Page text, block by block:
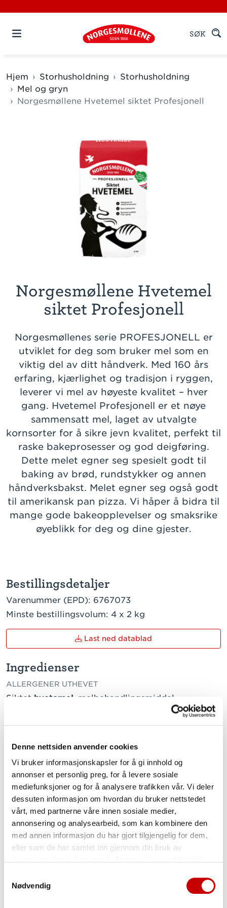
Denne nettsiden anvender cookies
Vi bruker informasjonskapsler for å gi innhold og
annonser et personlig preg, for å levere sosiale
mediefunksjoner og for å analysere trafikken vår. Vi deler
dessuten informasjon om hvordan du bruker nettstedet
vårt, med partnerne våre innen sosiale medier,
annonsering og analysearbeid, som kan kombinere den
med annen informasjon du har gjort tilgjengelig for dem,
eller som de har samlet inn gjennom din bruk av
Nødvendig
SØK
Hjem Storhusholdning
Storhusholdning
Mel og gryn
Norgesmøllene Hvetemel siktet Profesjonell
Norgesmøllene Hvetemel
siktet Profesjonell
Norgesmøllenes serie PROFESJONELL er
utviklet for deg som bruker mel som en
viktig del av ditt håndverk. Med 160 års
erfaring, kjærlighet og tradisjon i ryggen,
leverer vi mel av høyeste kvalitet – hver
gang. Hvetemel Profesjonell er et nøye
sammensatt mel, laget av utvalgte
kornsorter for å sikre jevn kvalitet, perfekt til
raske bakeprosesser og god deigføring.
Dette melet egner seg spesielt godt til
baking av brød, rundstykker og annen
håndverksbakst. Melet egner seg også godt
til amerikansk pan pizza. Vi håper å bidra til
mange gode bakeopplevelser og smaksrike
øyeblikk for deg og dine gjester.
Bestillingsdetaljer
Varenummer (EPD): 6767073
Minste bestillingsvolum: 4 x 2 kg
Last ned datablad
Ingredienser
ALLERGENER UTHEVET
Siktet hvetemel , melbehandlingsmiddel
Næringsinnhold pr. 100g
TRYKK PÅ VERDI FOR Å LESE MER
Energi
1452 kJ / 343 kcal
Fett
1,4 g
herav:
mettede fettsyrer
0,2 g
enumettede fettsyrer
0,2 g
herav: